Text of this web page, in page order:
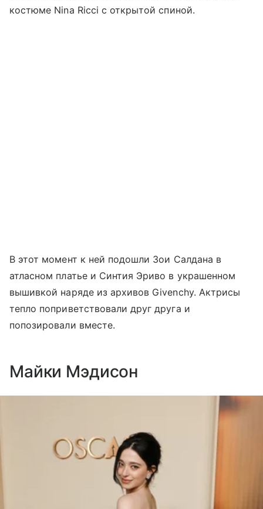
костюме Nina Ricci c открытой спиной.
В этот момент к ней подошли Зои Салдана в
атласном платье и Синтия Эриво в украшенном
вышивкой наряде из архивов Givenchy. Актрисы
тепло поприветствовали друг друга и
попозировали вместе.
Майки Мэдисон